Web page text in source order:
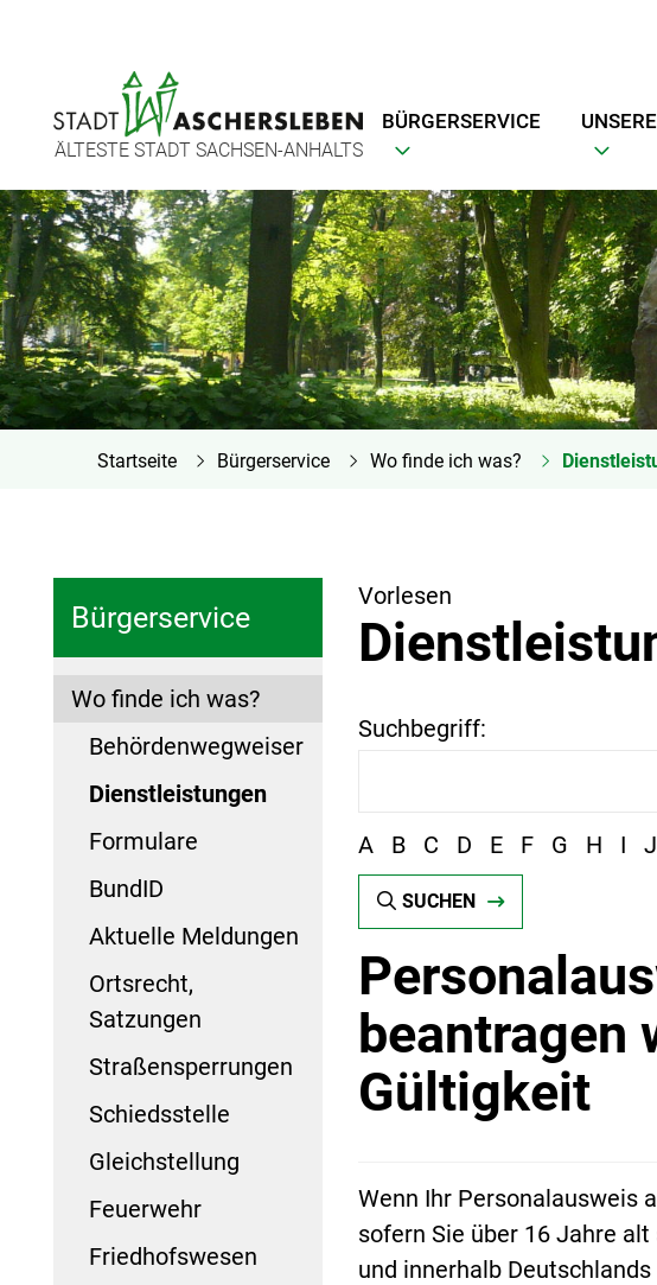
ÄLTESTE STADT SACHSEN-ANHALTS
BÜRGERSERVICE
Startseite Bürgerservice Wo finde ich was?
Bürgerservice
Wo finde ich was?
Behördenwegweiser
Dienstleistungen
Formulare
BundID
Aktuelle Meldungen
Ortsrecht,
Satzungen
Straßensperrungen
Schiedsstelle
Gleichstellung
Feuerwehr
Friedhofswesen
Vorlesen
Suchbegriff:
A B C D E F G H I J
SUCHEN
beantragen
Gültigkeit
Wenn Ihr Personalausweis
sofern Sie über 16 Jahre
und innerhalb